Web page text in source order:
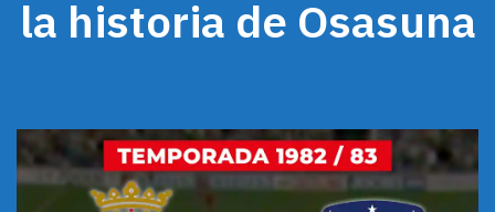
la historia de Osasuna